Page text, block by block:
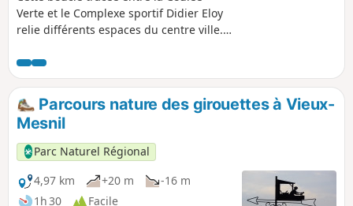
Verte et le Complexe sportif Didier Eloy
relie différents espaces du centre ville.
boisements, ainsi que des milieux
humides, un cours d’eau et un étang.
Parcours nature des girouettes à Vieux-
Mesnil
Parc Naturel Régional
4,97 km
+20 m
-16 m
1h 30
Facile